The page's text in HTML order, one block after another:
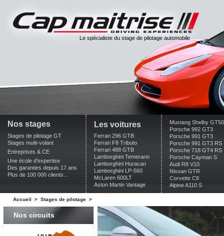
Le spécialiste du stage de pilotage automobile
Nos stages
Stages de pilotage GT
Stages multi-volant
Entreprises & CE
Une école d'expertise
Des garanties depuis 17 ans
Plus de 100 000 clients...
Les voitures
Ferrari 296 GTB
Ferrari F8 Tributo
Ferrari 488 GTB
Lamborghini Temerario
Lamborghini Huracan
Lamborghini LP-560
McLaren 600LT
Aston Martin Vantage
Mustang Shelby
Porsche 992 GT3
Porsche 991 GT3
Porsche 991 GT3 RS
Porsche 718 GT4 RS
Porsche Cayman S
Audi R8 V10
Nissan GTR
Corvette C8
Alpine A110 S
Accueil > Stages de pilotage >
Nos circuits